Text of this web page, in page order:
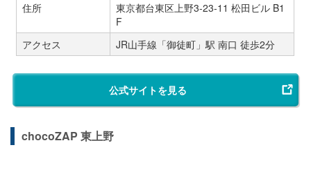
住所
東京都台東区上野3-23-11 松田ビル B1
F
アクセス
JR山手線「御徒町」駅 南口 徒歩2分
公式サイトを見る
chocoZAP 東上野